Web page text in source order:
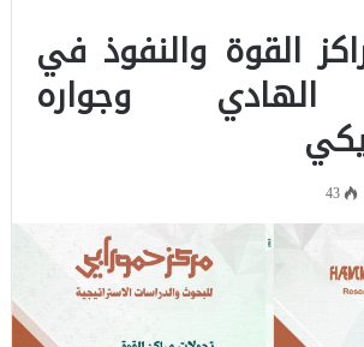
القوة والنفوذ في
الهادي وجواره
43